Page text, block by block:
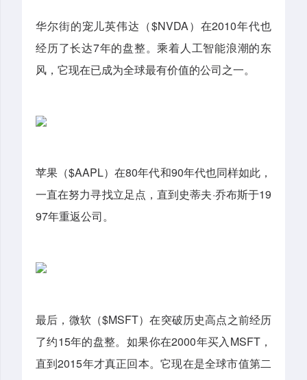
华尔街的宠儿英伟达（$NVDA）在2010年代也
经历了长达7年的盘整。乘着人工智能浪潮的东
风，它现在已成为全球最有价值的公司之一。
苹果（$AAPL）在80年代和90年代也同样如此，
一直在努力寻找立足点，直到史蒂夫·乔布斯于19
97年重返公司。
最后，微软（$MSFT）在突破历史高点之前经历
了约15年的盘整。如果你在2000年买入MSFT，
直到2015年才真正回本。它现在是全球市值第二